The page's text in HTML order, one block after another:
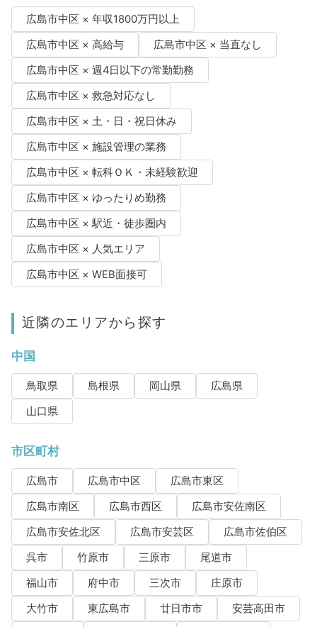
広島市中区 × 年収1800万円以上
広島市中区 × 高給与
広島市中区 × 当直なし
広島市中区 × 週4日以下の常勤勤務
広島市中区 × 救急対応なし
広島市中区 × 土・日・祝日休み
広島市中区 × 施設管理の業務
広島市中区 × 転科ＯＫ・未経験歓迎
広島市中区 × ゆったりめ勤務
広島市中区 × 駅近・徒歩圏内
広島市中区 × 人気エリア
広島市中区 × WEB面接可
近隣のエリアから探す
中国
鳥取県 島根県 岡山県
広島県
山口県
市区町村
広島市 広島市中区
広島市東区
広島市南区
広島市西区
広島市安佐南区
広島市安佐北区
広島市安芸区
広島市佐伯区
呉市
竹原市 三原市
尾道市
福山市
府中市 三次市
庄原市
大竹市
東広島市 廿日市市
安芸高田市